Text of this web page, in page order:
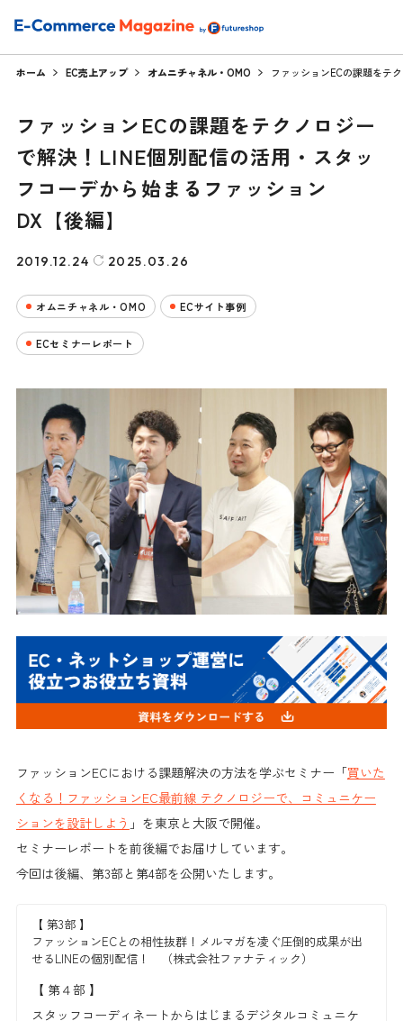
ホーム EC売上アップ オムニチャネル・OMO ファッションECの課題をテ
ファッションECの課題をテクノロジー
で解決！LINE個別配信の活用・スタッ
フコーデから始まるファッション
DX【後編】
2019.12.24 2025.03.26
オムニチャネル・OMO ECサイト事例
ECセミナーレポート
ファッションECにおける課題解決の方法を学ぶセミナー「買いた
くなる！ファッションEC最前線 テクノロジーで、コミュニケー
ションを設計しよう 」を東京と大阪で開催。
セミナーレポートを前後編でお届けしています。
今回は後編、第3部と第4部を公開いたします。
【 第3部 】
ファッションECとの相性抜群！メルマガを凌ぐ圧倒的成果が出
せるLINEの個別配信！ （株式会社ファナティック）
【 第４部 】
スタッフコーディネートからはじまるデジタルコミュニケ